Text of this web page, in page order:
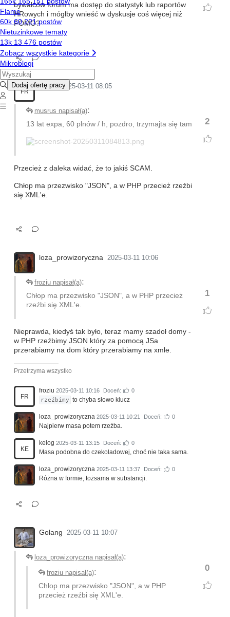
bywalców forum ma dostęp do statystyk lub raportów
HRowych i mógłby wnieść w dyskusje coś więcej niż
FOMO?
FR
froziu 2025-03-11 08:05
2
musrus napisał(a):
13 lat expa, 60 plnów / h, pozdro, trzymajta się tam
Przecież z daleka widać, że to jakiś SCAM.
Chłop ma przezwisko "JSON", a w PHP przecież rzeźbi
się XML'e.
loza_prowizoryczna 2025-03-11 10:06
1
froziu napisał(a):
Chłop ma przezwisko "JSON", a w PHP przecież
rzeźbi się XML'e.
Nieprawda, kiedyś tak było, teraz mamy szadoł domy -
w PHP rzeźbimy JSON który za pomocą JSa
przerabiamy na dom który przerabiamy na xmle.
Przetrzyma wszystko
FR
froziu 2025-03-11 10:16 Doceń: 0
rzeźbimy to chyba słowo klucz
loza_prowizoryczna 2025-03-11 10:21 Doceń: 0
Najpierw masa potem rzeźba.
KE
kelog 2025-03-11 13:15 Doceń: 0
Masa podobna do czekoladowej, choć nie taka sama.
loza_prowizoryczna 2025-03-11 13:37 Doceń: 0
Różna w formie, tożsama w substancji.
Golang 2025-03-11 10:07
0
loza_prowizoryczna napisał(a):
froziu napisał(a):
Chłop ma przezwisko "JSON", a w PHP
przecież rzeźbi się XML'e.